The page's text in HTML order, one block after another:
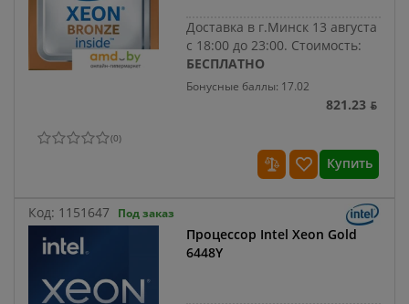
Доставка в г.Минск 13 августа
с 18:00 до 23:00. Стоимость:
БЕСПЛАТНО
Бонусные баллы: 17.02
821.23 ƃ
(0)
Купить
Код: 1151647 Под заказ
Процессор Intel Xeon Gold
6448Y